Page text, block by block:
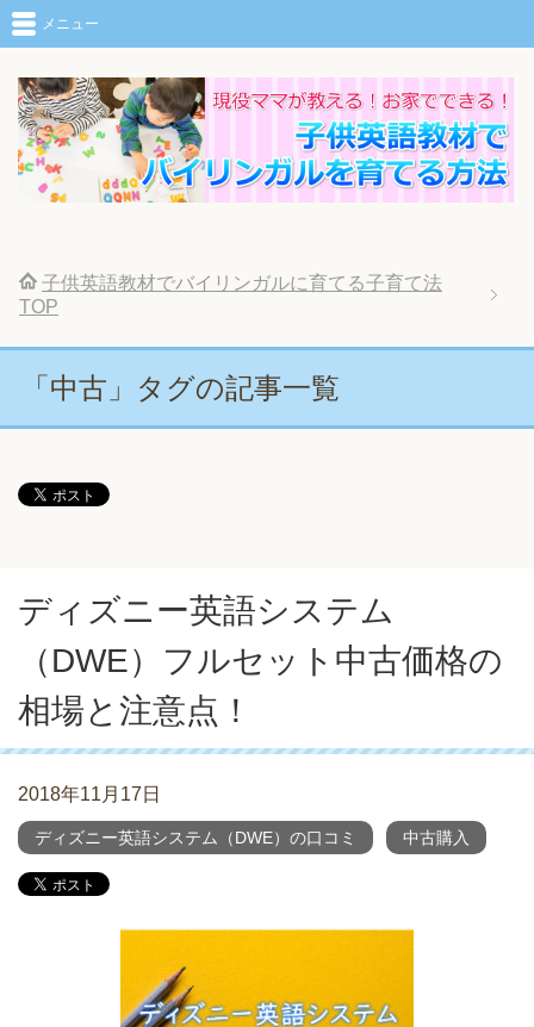
メニュー
子供英語教材でバイリンガルに育てる子育て法
TOP
「中古」タグの記事一覧
ディズニー英語システム
（DWE）フルセット中古価格の
相場と注意点！
2018年11月17日
ディズニー英語システム（DWE）の口コミ 中古購入